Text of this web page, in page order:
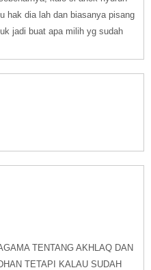
hak dia lah dan biasanya pisang
jadi buat apa milih yg sudah
TENTANG AKHLAQ DAN
TETAPI KALAU SUDAH